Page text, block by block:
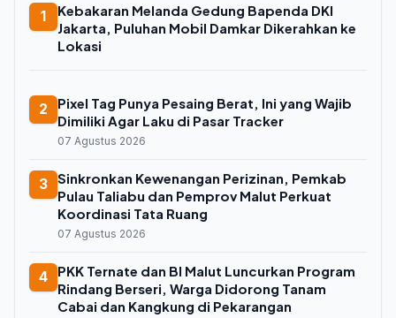
1
Kebakaran Melanda Gedung Bapenda DKI
Jakarta, Puluhan Mobil Damkar Dikerahkan ke
Lokasi
2
Pixel Tag Punya Pesaing Berat, Ini yang Wajib
Dimiliki Agar Laku di Pasar Tracker
07 Agustus 2026
3 Sinkronkan Kewenangan Perizinan, Pemkab
Pulau Taliabu dan Pemprov Malut Perkuat
Koordinasi Tata Ruang
07 Agustus 2026
4
PKK Ternate dan BI Malut Luncurkan Program
Rindang Berseri, Warga Didorong Tanam
Cabai dan Kangkung di Pekarangan